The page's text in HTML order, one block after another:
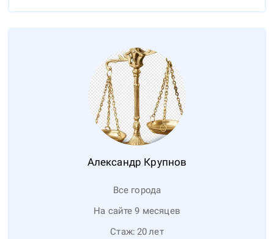
Александр Крупнов
Все города
На сайте 9 месяцев
Стаж: 20лет